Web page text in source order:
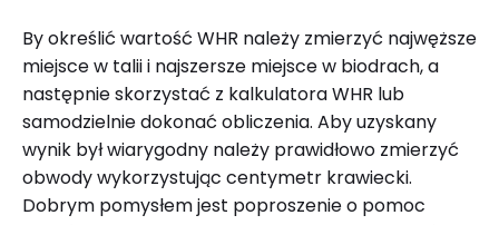
By określić wartość WHR należy zmierzyć najwęższe
miejsce w talii i najszersze miejsce w biodrach, a
następnie skorzystać z kalkulatora WHR lub
samodzielnie dokonać obliczenia. Aby uzyskany
wynik był wiarygodny należy prawidłowo zmierzyć
obwody wykorzystując centymetr krawiecki.
Dobrym pomysłem jest poproszenie o pomoc